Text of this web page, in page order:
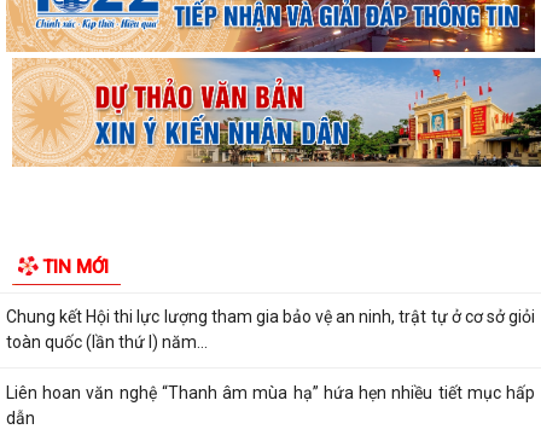
TIN MỚI
Bộ Giáo dục và Đào tạo công bố Khung kế hoạch thời gian năm học
2026 - 2027
Đình chỉ lưu hành, thu hồi và tiêu huỷ thuốc Viên nén Paracetamol
500mg
Ra mắt mô hình “Toàn dân phường Tân Hưng tham gia phòng, chống
giáo dục
Chung kết Hội thi lực lượng tham gia bảo vệ an ninh, trật tự ở cơ sở giỏi
toàn quốc (lần thứ I) năm...
Liên hoan văn nghệ “Thanh âm mùa hạ” hứa hẹn nhiều tiết mục hấp
dẫn